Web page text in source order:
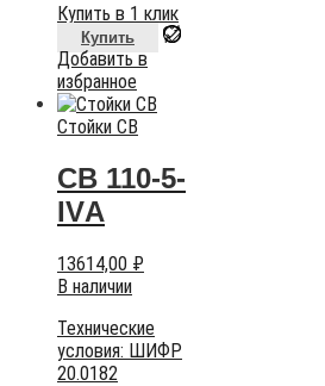
Купить в 1 клик
Купить
Добавить в
избранное
Стойки СВ
СВ 110-5-
IVА
13614,00 ₽
В наличии
Технические
условия: ШИФР
20.0182